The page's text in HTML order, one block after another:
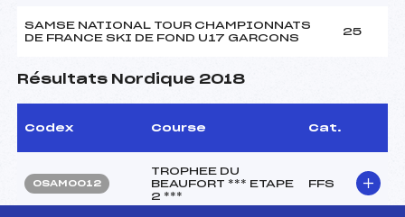
SAMSE NATIONAL TOUR CHAMPIONNATS
DE FRANCE SKI DE FOND U17 GARCONS
25
Résultats Nordique 2018
Codex Course Cat.
OSAM0012
TROPHEE DU
BEAUFORT *** ETAPE
2 ***
FFS